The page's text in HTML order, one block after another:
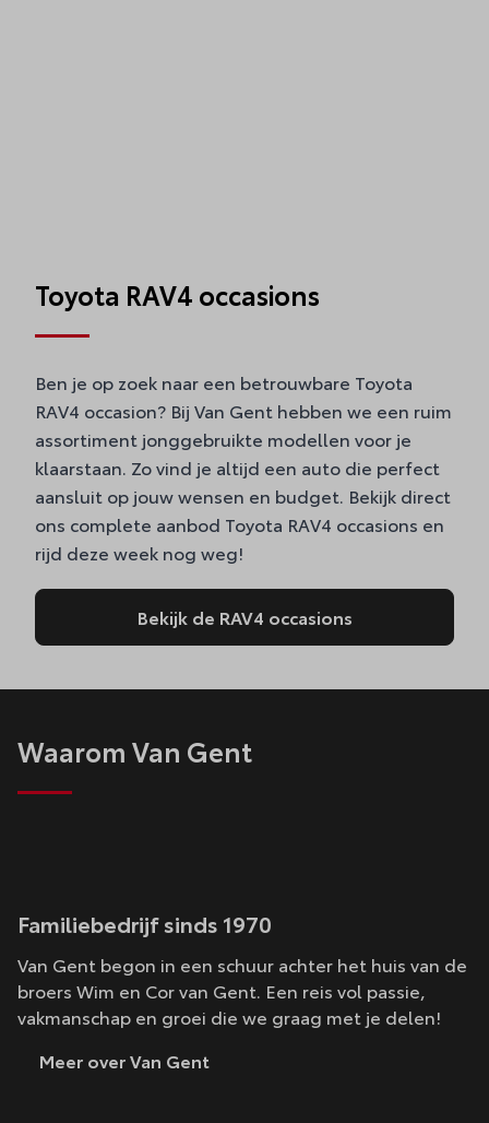
Toyota RAV4 occasions
Ben je op zoek naar een betrouwbare Toyota
RAV4 occasion? Bij Van Gent hebben we een ruim
assortiment jonggebruikte modellen voor je
klaarstaan. Zo vind je altijd een auto die perfect
aansluit op jouw wensen en budget. Bekijk direct
ons complete aanbod Toyota RAV4 occasions en
rijd deze week nog weg!
Bekijk de RAV4 occasions
Waarom Van Gent
Familiebedrijf sinds 1970
Van Gent begon in een schuur achter het huis van de
broers Wim en Cor van Gent. Een reis vol passie,
vakmanschap en groei die we graag met je delen!
Meer over Van Gent